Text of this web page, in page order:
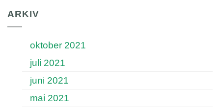
ARKIV
oktober 2021
juli 2021
juni 2021
mai 2021